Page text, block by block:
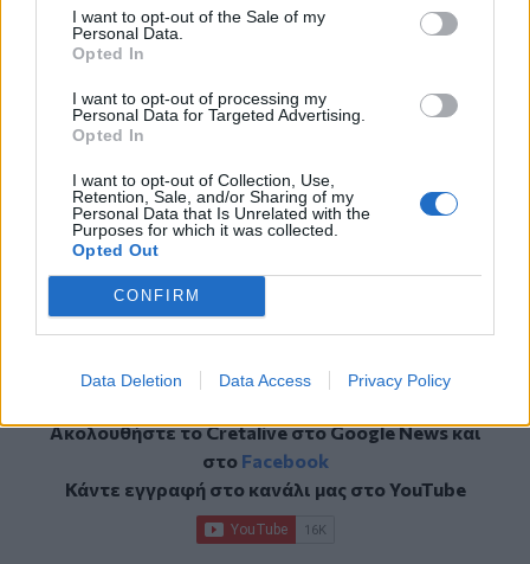
I want to opt-out of the Sale of my
Personal Data.
Opted In
I want to opt-out of processing my
Personal Data for Targeted Advertising.
Opted In
I want to opt-out of Collection, Use,
Retention, Sale, and/or Sharing of my
Personal Data that Is Unrelated with the
Purposes for which it was collected.
Opted Out
CONFIRM
Data Deletion Data Access Privacy Policy
τηνΚρήτηκαι τα
Ακροάσεις στις χορωδίες της Περιφερειακής
Ενότητας Ηρακλείου
έκθεση “Κωνσταντίνος Βολανάκης - ίσαλος
γραμμή”
8η γιορτή σταφυλιού στον Προφήτη Ηλία με την
στήριξη της Περιφέρειας Κρήτης
Ακολουθήστε το Cretalive στοGoogle Newsκαι
στο Facebook
Κάντε εγγραφή στο κανάλι μας στοYouTube